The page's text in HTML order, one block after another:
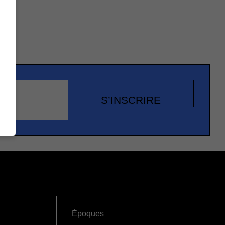
S’INSCRIRE
Époques